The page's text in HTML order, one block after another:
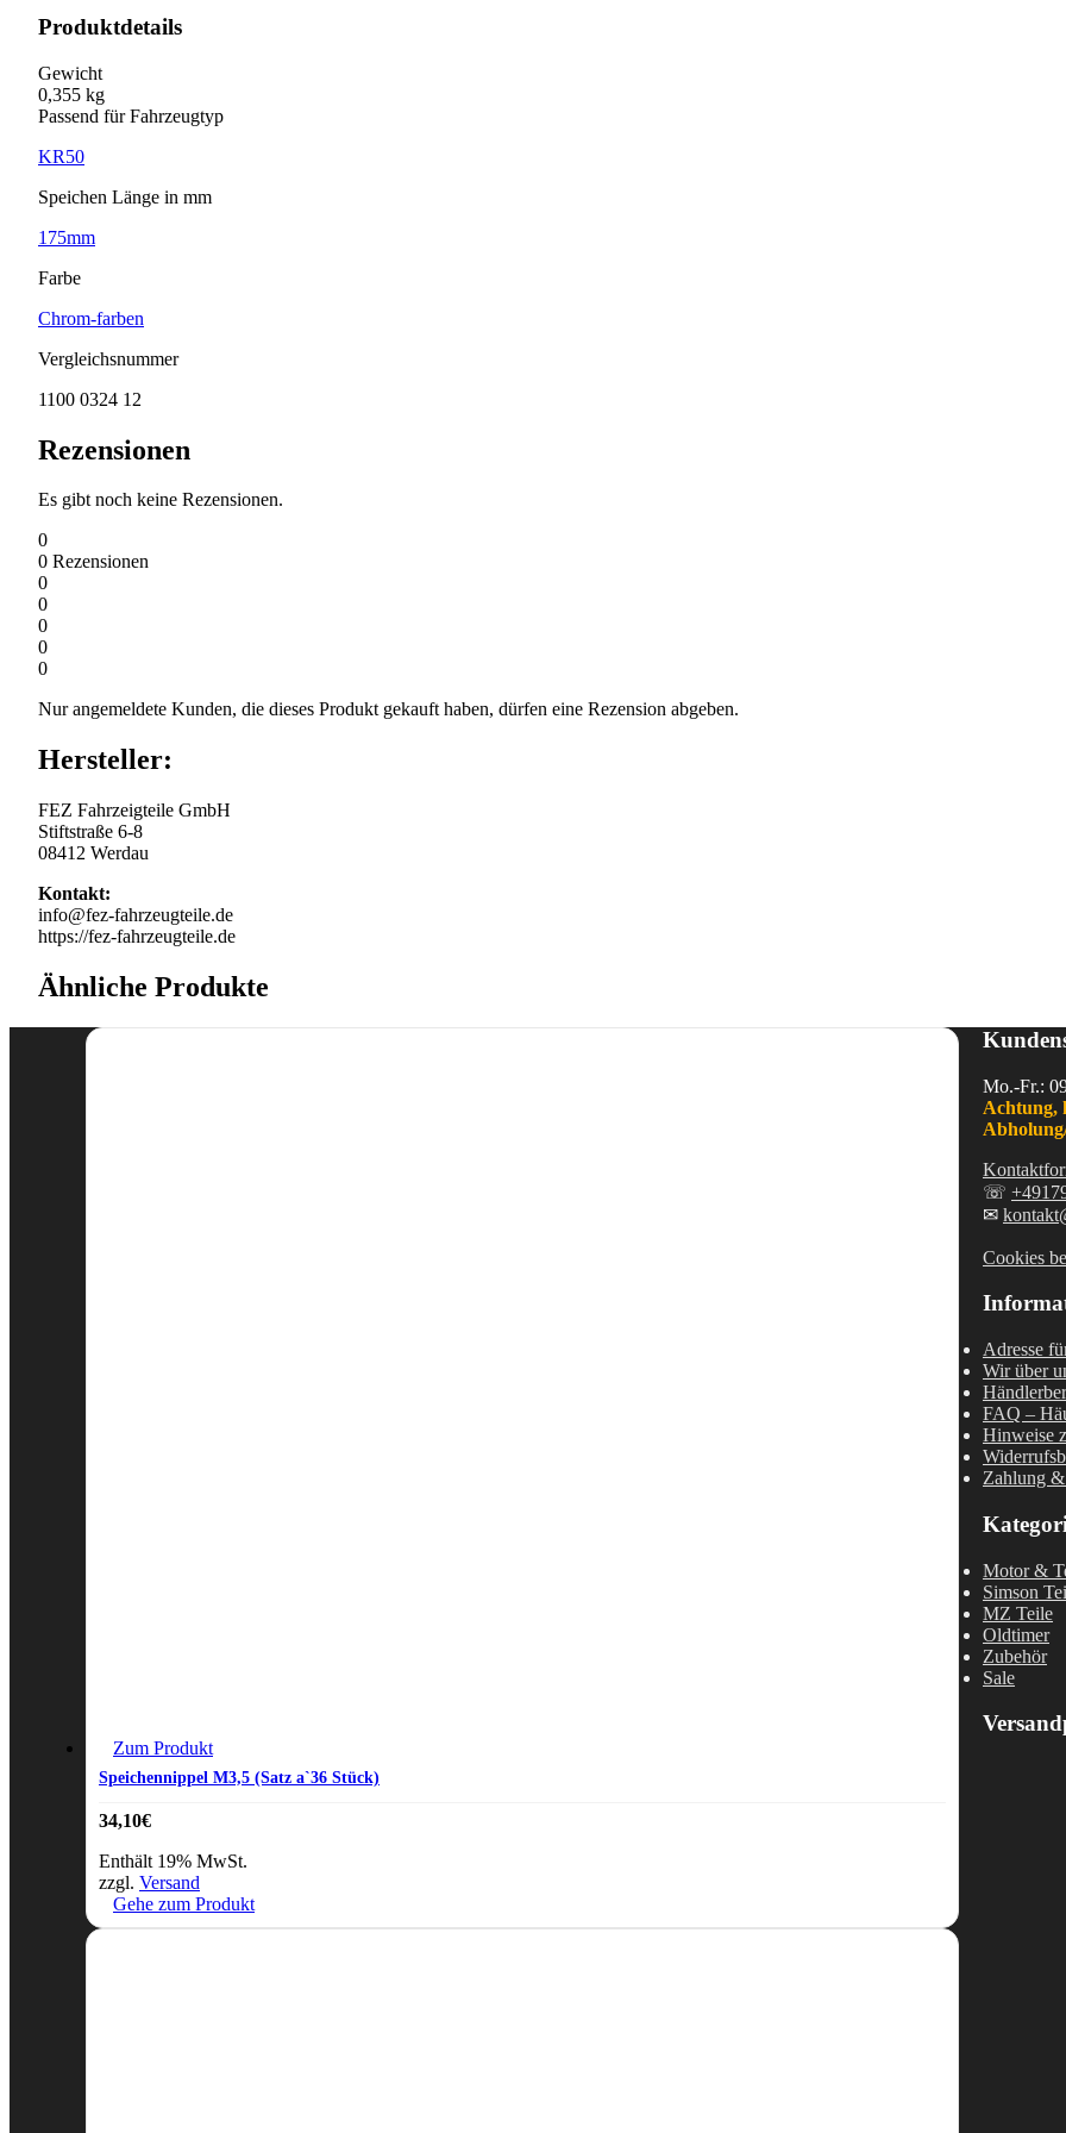
Produktdetails
Gewicht
0,355 kg
Passend für Fahrzeugtyp
KR50
Speichen Länge in mm
175mm
Farbe
Chrom-farben
Vergleichsnummer
1100 0324 12
Rezensionen
Es gibt noch keine Rezensionen.
0
0 Rezensionen
0
0
0
0
0
Nur angemeldete Kunden, die dieses Produkt gekauft haben, dürfen eine Rezension abgeben.
Hersteller:
FEZ Fahrzeigteile GmbH
Stiftstraße 6-8
08412 Werdau
Kontakt:
info@fez-fahrzeugteile.de
https://fez-fahrzeugteile.de
Ähnliche Produkte
Zum Produkt
Speichennippel M3,5 (Satz a`36 Stück)
34,10€
Enthält 19% MwSt.
zzgl. Versand
Gehe zum Produkt
Mo.-Fr.:
Achtung,
☏
✉
Cookies
Adresse
Wir über
FAQ –
Hinweise
Zahlung &
Motor &
Simson
MZ Teile
Oldtimer
Zubehör
Sale